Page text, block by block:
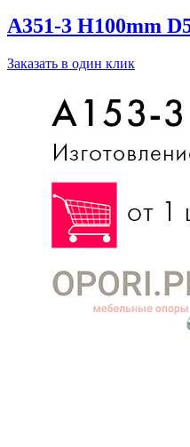
A351-3 H100mm
Заказать в один клик